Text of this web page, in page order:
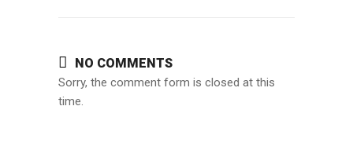
NO COMMENTS
Sorry, the comment form is closed at this
time.